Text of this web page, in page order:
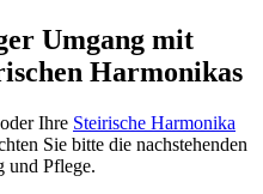
Umgang mit
Harmonikas
oder Ihre Steirische Harmonika
Sie bitte die nachstehenden
und Pflege.